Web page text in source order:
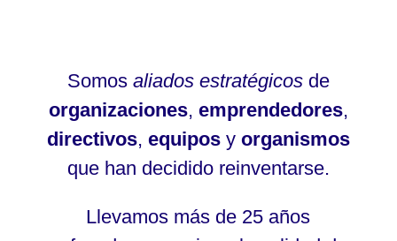
Somos aliados estratégicosde
organizaciones, emprendedores,
directivos, equiposy organismos
que han decidido reinventarse.
Llevamos más de 25 años